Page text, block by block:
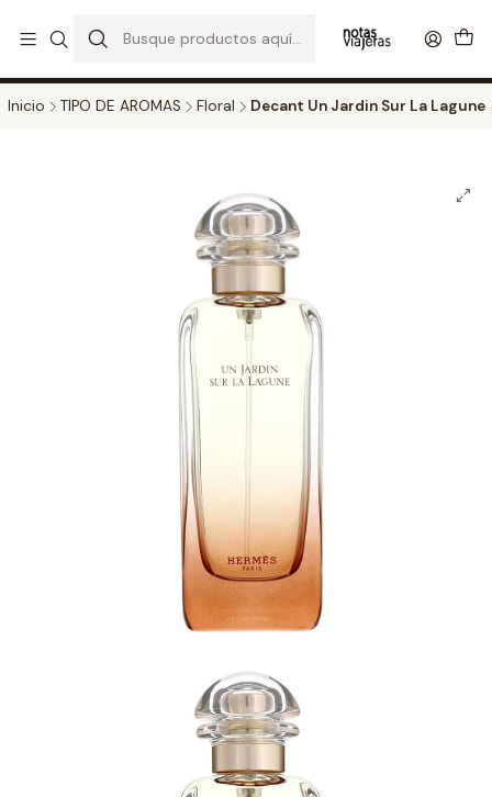
TODOS LOS DECANTS
Inicio TIPO DE AROMAS Floral Decant Un Jardin Sur La Lagune